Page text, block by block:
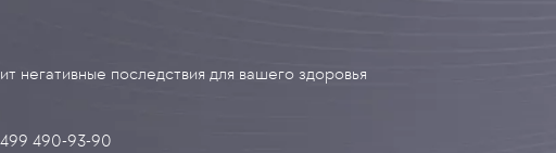
негативные последствия для вашего здоровья
499 490-93-90